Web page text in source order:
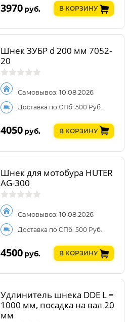
3970 руб. В КОРЗИНУ
Шнек ЗУБР d 200 мм 7052-
20
Самовывоз: 10.08.2026
Доставка по СПб: 500 Руб.
4050 руб. В КОРЗИНУ
Шнек для мотобура HUTER
AG-300
Самовывоз: 10.08.2026
Доставка по СПб: 500 Руб.
4500 руб. В КОРЗИНУ
Удлинитель шнека DDE L =
1000 мм, посадка на вал 20
мм